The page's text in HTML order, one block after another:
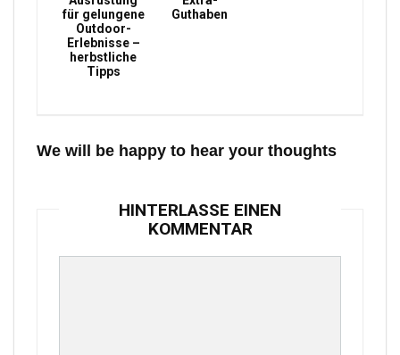
für gelungene
Outdoor-
Erlebnisse –
herbstliche
Tipps
Guthaben
We will be happy to hear your thoughts
HINTERLASSE EINEN
KOMMENTAR